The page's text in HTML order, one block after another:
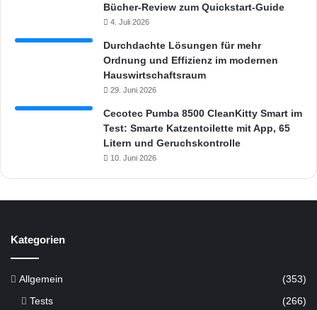
Bücher-Review zum Quickstart-Guide
4. Juli 2026
Durchdachte Lösungen für mehr
Ordnung und Effizienz im modernen
Hauswirtschaftsraum
29. Juni 2026
Cecotec Pumba 8500 CleanKitty Smart im
Test: Smarte Katzentoilette mit App, 65
Litern und Geruchskontrolle
10. Juni 2026
Kategorien
Allgemein (353)
Tests (266)